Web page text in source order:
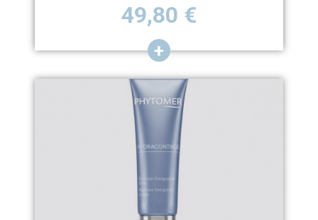
Prix
49,80 €